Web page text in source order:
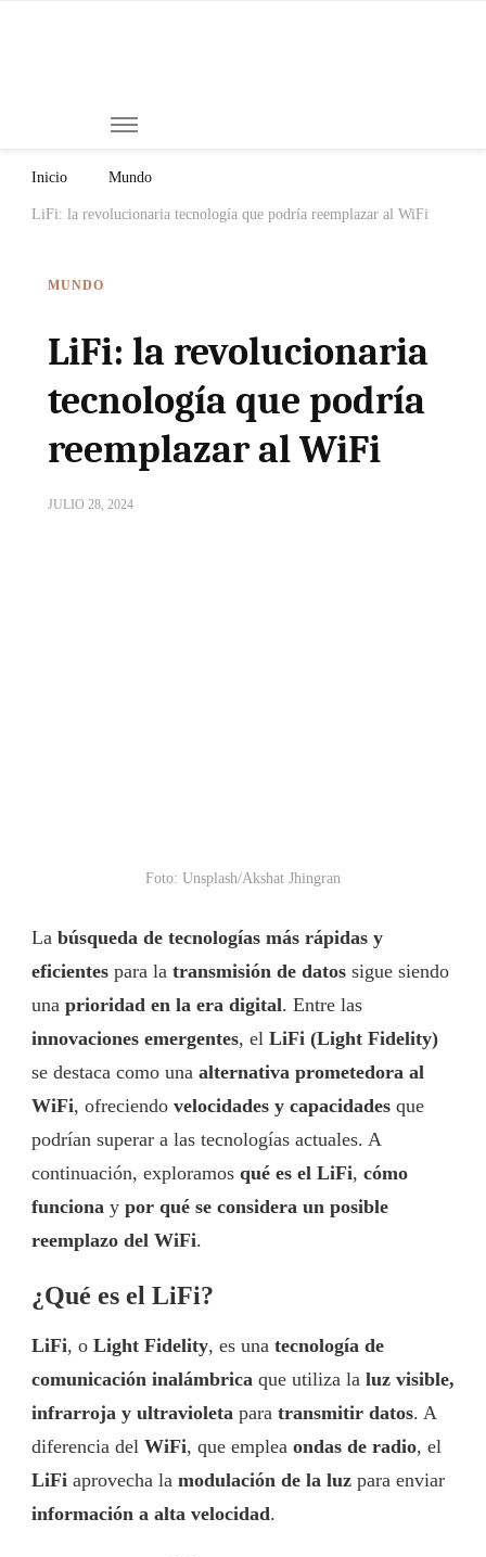
Inicio Mundo
LiFi: la revolucionaria tecnología que podría reemplazar al WiFi
MUNDO
LiFi: la revolucionaria
tecnología que podría
reemplazar al WiFi
JULIO 28, 2024
Foto: Unsplash/Akshat Jhingran
La búsqueda de tecnologías más rápidas y
eficientes para la transmisión de datos sigue siendo
una prioridad en la era digital. Entre las
innovaciones emergentes, el LiFi (Light Fidelity)
se destaca como una alternativa prometedora al
WiFi, ofreciendo velocidades y capacidades que
podrían superar a las tecnologías actuales. A
continuación, exploramos qué es el LiFi, cómo
funciona y por qué se considera un posible
reemplazo del WiFi.
¿Qué es el LiFi?
LiFi, o Light Fidelity, es una tecnología de
comunicación inalámbrica que utiliza la luz visible,
infrarroja y ultravioleta para transmitir datos. A
diferencia del WiFi, que emplea ondas de radio, el
LiFi aprovecha la modulación de la luz para enviar
información a alta velocidad.